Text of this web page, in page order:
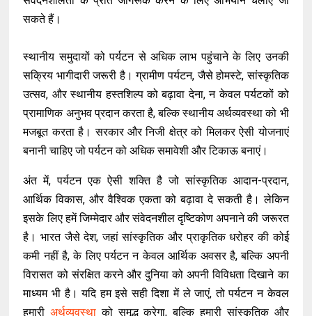
सकते हैं।
स्थानीय समुदायों को पर्यटन से अधिक लाभ पहुंचाने के लिए उनकी
सक्रिय भागीदारी जरूरी है। ग्रामीण पर्यटन, जैसे होमस्टे, सांस्कृतिक
उत्सव, और स्थानीय हस्तशिल्प को बढ़ावा देना, न केवल पर्यटकों को
प्रामाणिक अनुभव प्रदान करता है, बल्कि स्थानीय अर्थव्यवस्था को भी
मजबूत करता है। सरकार और निजी क्षेत्र को मिलकर ऐसी योजनाएं
बनानी चाहिए जो पर्यटन को अधिक समावेशी और टिकाऊ बनाएं।
अंत में, पर्यटन एक ऐसी शक्ति है जो सांस्कृतिक आदान-प्रदान,
आर्थिक विकास, और वैश्विक एकता को बढ़ावा दे सकती है। लेकिन
इसके लिए हमें जिम्मेदार और संवेदनशील दृष्टिकोण अपनाने की जरूरत
है। भारत जैसे देश, जहां सांस्कृतिक और प्राकृतिक धरोहर की कोई
कमी नहीं है, के लिए पर्यटन न केवल आर्थिक अवसर है, बल्कि अपनी
विरासत को संरक्षित करने और दुनिया को अपनी विविधता दिखाने का
माध्यम भी है। यदि हम इसे सही दिशा में ले जाएं, तो पर्यटन न केवल
हमारीअर्थव्यवस्था को समृद्ध करेगा, बल्कि हमारी सांस्कृतिक और